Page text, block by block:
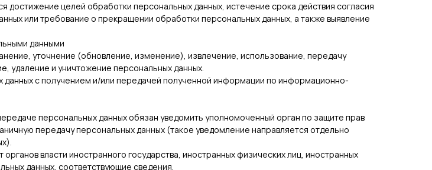
целей обработки персональных данных, истечение срока действия согласия
или требование о прекращении обработки персональных данных, а также выявление
данными
уточнение (обновление, изменение), извлечение, использование, передачу
удаление и уничтожение персональных данных.
с получением и/или передачей полученной информации по информационно-
персональных данных обязан уведомить уполномоченный орган по защите прав
передачу персональных данных (такое уведомление направляется отдельно
власти иностранного государства, иностранных физических лиц, иностранных
данных, соответствующие сведения.